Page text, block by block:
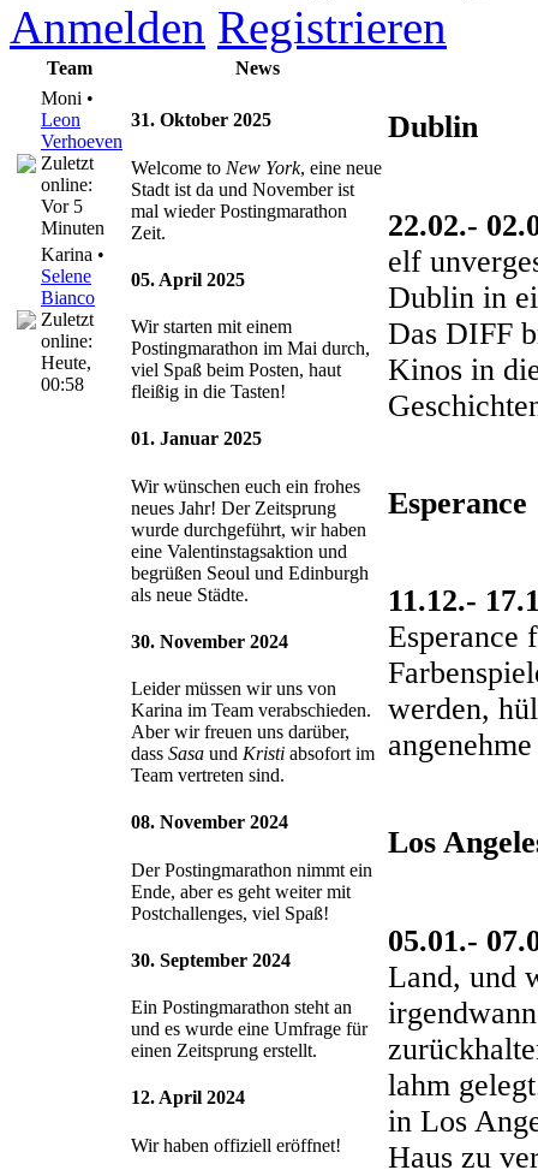
Anmelden Registrieren
Team
News
Moni •
Leon
Verhoeven
Zuletzt
online:
Vor 5
Minuten
Karina •
Selene
Bianco
Zuletzt
online:
Heute,
00:58
31. Oktober 2025
Welcome to New York, eine neue
Stadt ist da und November ist
mal wieder Postingmarathon
Zeit.
05. April 2025
Wir starten mit einem
Postingmarathon im Mai durch,
viel Spaß beim Posten, haut
fleißig in die Tasten!
01. Januar 2025
Wir wünschen euch ein frohes
neues Jahr! Der Zeitsprung
wurde durchgeführt, wir haben
eine Valentinstagsaktion und
begrüßen Seoul und Edinburgh
als neue Städte.
30. November 2024
Leider müssen wir uns von
Karina im Team verabschieden.
Aber wir freuen uns darüber,
dass Sasa und Kristi absofort im
Team vertreten sind.
08. November 2024
Der Postingmarathon nimmt ein
Ende, aber es geht weiter mit
Postchallenges, viel Spaß!
30. September 2024
Ein Postingmarathon steht an
und es wurde eine Umfrage für
einen Zeitsprung erstellt.
12. April 2024
Wir haben offiziell eröffnet!
Dublin
22.02.-
elf
Dublin in
Das DIFF
Kinos in
Esperance
11.12.-
Esperance
werden,
Los
05.01.-
Land, und
lahm
in Los
Haus zu